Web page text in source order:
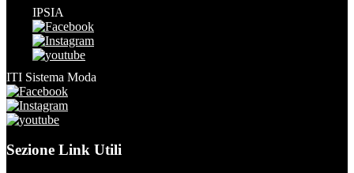
IPSIA
ITI Sistema Moda
Sezione Link Utili